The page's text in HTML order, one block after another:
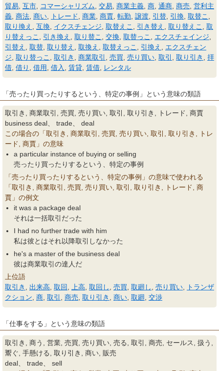
貿易 互市 コマーシャリズム 交易 商業主義 商 通商 商売 営利主
義 商法 商い トレード 商業 商賈 転勤 譲渡 引替 引換 取替こ
取り換え
互換 イクスチェンジ 取替えこ 引き替え 取り替えこ
取
り替えっこ
引き換え 取り替こ 交換 取替っこ エクスチェインジ
引替え
取替 取り替え 取換え 取替えっこ 引換え
エクスチェン
ジ 取り替っこ 取引き 商業取引 売買 売り買い 取引 取り引き
拝
借 借り 借用 借入 賃貸 賃借 レンタル
「売ったり買ったりするという、特定の事例」という意味の類語
取引き, 商業取引, 売買, 売り買い, 取引, 取り引き, トレード, 商賈
business deal、 trade、 deal
この場合の「取引き, 商業取引, 売買, 売り買い, 取引, 取り引き, トレ
ード, 商賈」の意味
a particular instance of buying or selling
売ったり買ったりするという、特定の事例
「売ったり買ったりするという、特定の事例」の意味で使われる
「取引き, 商業取引, 売買, 売り買い, 取引, 取り引き, トレード, 商
賈」の例文
it was a package deal
それは一括取引だった
I had no further trade with him
私は彼とはそれ以降取引しなかった
he's a master of the business deal
彼は商業取引の達人だ
上位語
取引き
出来高 取回 上高 取回し 売買 取廻し 売り買い
トランザ
クション 商 取引 商売 取り引き 商い 取廻 交渉
「仕事をする」という意味の類語
取引き, 商う, 営業, 売買, 売り買い, 売る, 取引, 商売, セールス, 扱う,
鬻ぐ, 手懸ける, 取り引き, 商い, 販売
deal、 trade、 sell